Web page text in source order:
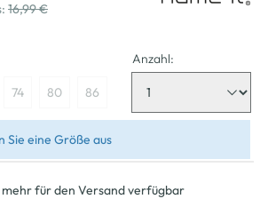
16,99 €
74 80 86
Anzahl:
Sie eine Größe aus
mehr für den Versand verfügbar